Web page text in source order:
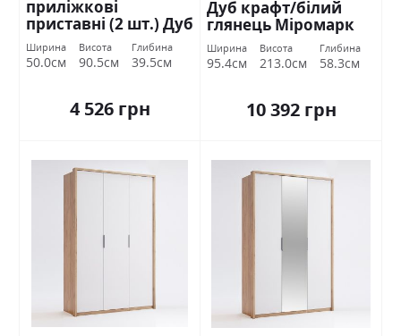
приліжкові
приставні (2 шт.) Дуб
крафт/білий
глянець Міромарк
Ширина
50.0см
Висота
90.5см
Глибина
39.5см
4 526 грн
Дуб крафт/білий
глянець Міромарк
Ширина
95.4см
Висота
213.0см
Глибина
58.3см
10 392 грн